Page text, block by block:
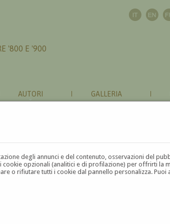
degli annunci e del contenuto, osservazioni del
opzionali (analitici e di profilazione) per offrirti la
o rifiutare tutti i cookie dal pannello personalizza.
'800 E '900
AUTORI GALLERIA
L M N O P Q R S T U V